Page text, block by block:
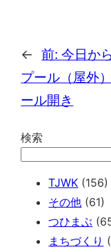
← 前:今日か
プール（屋外
ール開き
検索
TJWK (156)
その他 (61)
つひまぶ
まちづくり